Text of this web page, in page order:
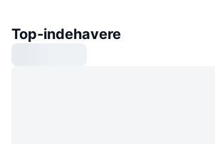
Top-indehavere